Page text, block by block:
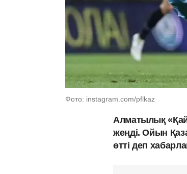
Фото: instagram.com/pflkaz
Алматылық
жеңді. Ойын
өтті деп